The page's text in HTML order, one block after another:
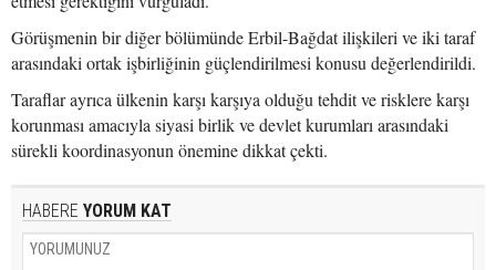
Görüşmenin bir diğer bölümünde Erbil-Bağdat ilişkileri ve iki taraf
arasındaki ortak işbirliğinin güçlendirilmesi konusu değerlendirildi.
Taraflar ayrıca ülkenin karşı karşıya olduğu tehdit ve risklere karşı
korunması amacıyla siyasi birlik ve devlet kurumları arasındaki
sürekli koordinasyonun önemine dikkat çekti.
HABERE YORUM KAT